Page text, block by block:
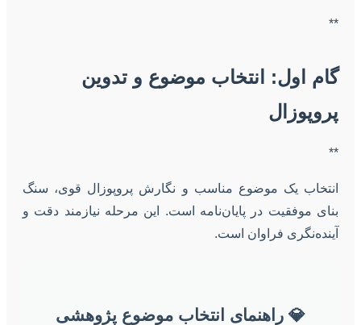
**
گام اول: انتخاب موضوع و تدوین
پروپوزال
**
انتخاب یک موضوع مناسب و نگارش پروپوزال قوی، سنگ
بنای موفقیت در پایان‌نامه است. این مرحله نیازمند دقت و
آینده‌نگری فراوان است.
💎 راهنمای انتخاب موضوع پژوهشی